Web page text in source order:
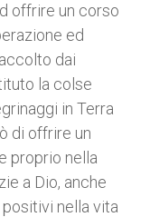
offrire un corso
ed
dai
la colse
in Terra
di offrire un
proprio nella
a Dio, anche
nella vita